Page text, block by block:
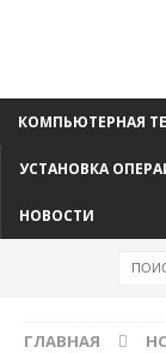
КОМПЬЮТЕРНАЯ
УСТАНОВКА
НОВОСТИ
ГЛАВНАЯ